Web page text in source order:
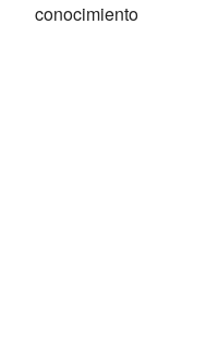
conocimiento